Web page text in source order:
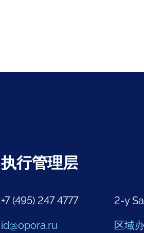
执行管理层
+7 (495) 247 4777
id@opora.ru
2-y
区域